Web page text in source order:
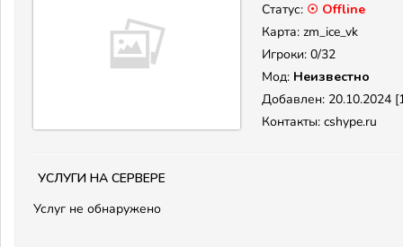
Статус: ☉ Offline
Карта: zm_ice_vk
Игроки: 0/32
Мод: Неизвестно
Добавлен: 20.10.2024
Контакты: cshype.ru
Услуги на сервере
Услуг не обнаружено